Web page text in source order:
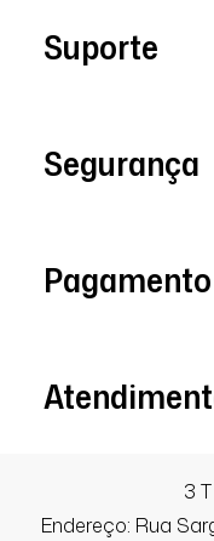
Renata M.
14/01/2026 às
Comprador
São José / SC
Super
Suporte
Segurança
Pagamento
3
Endereço: Rua